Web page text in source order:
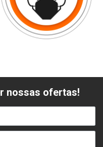
nossas ofertas!